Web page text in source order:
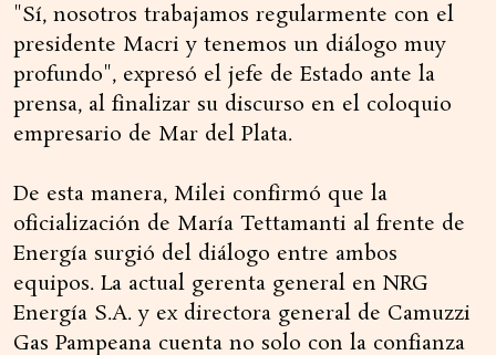
"Sí, nosotros trabajamos regularmente con el
presidente Macri y tenemos un diálogo muy
profundo", expresó el jefe de Estado ante la
prensa, al finalizar su discurso en el coloquio
empresario de Mar del Plata.
De esta manera, Milei confirmó que la
oficialización de María Tettamanti al frente de
Energía surgió del diálogo entre ambos
equipos. La actual gerenta general en NRG
Energía S.A. y ex directora general de Camuzzi
Gas Pampeana cuenta no solo con la confianza